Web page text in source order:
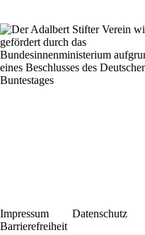
Impressum
Datenschutz
Barrierefreiheit